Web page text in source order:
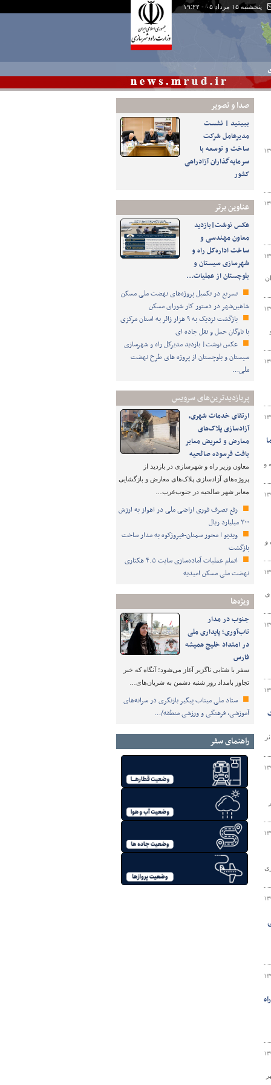
پنجشنبه ۱۵ مرداد ۰۵ - ۱۹:۲۲
صدا و تصوير
ببینید | نشست
مدیرعامل شرکت
ساخت و توسعه با
سرمایه‌گذاران آزادراهی
کشور
عناوین برتر
عکس نوشت|بازدید
معاون مهندسی و
ساخت اداره‌کل راه و
شهرسازی سیستان و
بلوچستان از عملیات…
تسریع در تکمیل پروژه‌های نهضت ملی مسکن
شاهین‌شهر در دستور کار شورای مسکن
بازگشت نزدیک به ۹ هزار زائر به استان مرکزی
با ناوگان حمل و نقل جاده ای
عکس نوشت| بازدید مدیرکل راه و شهرسازی
سیستان و بلوچستان از پروژه های طرح نهضت
ملی…
پربازدیدترین‌های سرویس
ارتقای خدمات شهری،
آزادسازی پلاک‌های
معارض و تعریض معابر
بافت فرسوده صالحیه
معاون وزیر راه و شهرسازی در بازدید از
پروژه‌های آزادسازی پلاک‌های معارض و بازگشایی
معابر شهر صالحیه در جنوب‌غرب…
رفع تصرف فوری اراضی ملی در اهواز به ارزش
۳۰۰ میلیارد ریال
ویدیو ا محور سمنان-فیروزکوه به مدار ساخت
بازگشت
اتمام عملیات آماده‌سازی سایت ۴.۵ هکتاری
نهضت ملی مسکن امیدیه
ویژه‌ها
جنوب در مدار
تاب‌آوری؛ پایداری ملی
در امتداد خلیج همیشه
فارس
سفر با شتابی ناگزیر آغاز می‌شود؛ آنگاه که خبر
تجاوز بامداد روز شنبه دشمن به شریان‌های…
ستاد ملی میناب پیگیر بازنگری در سرانه‌های
آموزشی، فرهنگی و ورزشی منطقه/…
راهنمای سفر
و
و